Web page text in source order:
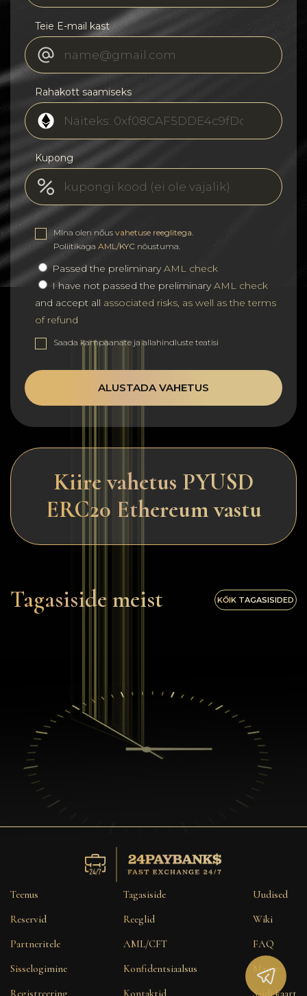
Teie E-mail kast
Rahakott saamiseks
Kupong
MIna olen nőus vahetuse reeglitega
Poliitikaga AML/KYC nõustuma.
Passed the preliminaryAML check
I have not passed the preliminaryAML check
and accept all associated risks, as well as the terms
of refund
Saada kampaanate ja allahindluste teatisi
ALUSTADA VAHETUS
Kiire vahetus PYUSD
ERC20 Ethereum vastu
Tagasiside meist KŐIK TAGASISIDED
Teenus
Reservid
Partneritele
Sisselogimine
Registreering
Tagasiside
Reeglid
AML/CFT
Konfidentsiaalsus
Kontaktid
Uudised
Wiki
FAQ
Maine
Saidi kaart